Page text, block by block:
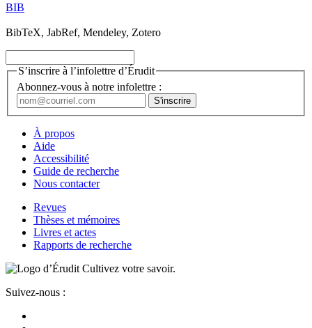
BIB
BibTeX, JabRef, Mendeley, Zotero
S’inscrire à l’infolettre d’Érudit
Abonnez-vous à notre infolettre :
À propos
Aide
Accessibilité
Guide de recherche
Nous contacter
Revues
Thèses et mémoires
Livres et actes
Rapports de recherche
Cultivez votre savoir.
Suivez-nous :